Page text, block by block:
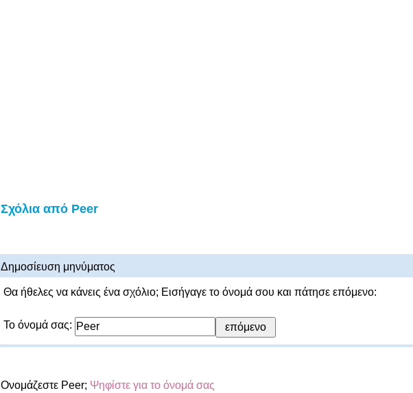
Σχόλια από Peer
Δημοσίευση μηνύματος
Θα ήθελες να κάνεις ένα σχόλιο; Εισήγαγε το όνομά σου και πάτησε επόμενο:
Το όνομά σας:
Ονομάζεστε Peer; Ψηφίστε για το όνομά σας